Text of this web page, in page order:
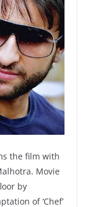
the film with
Movie
by
of ‘Chef’